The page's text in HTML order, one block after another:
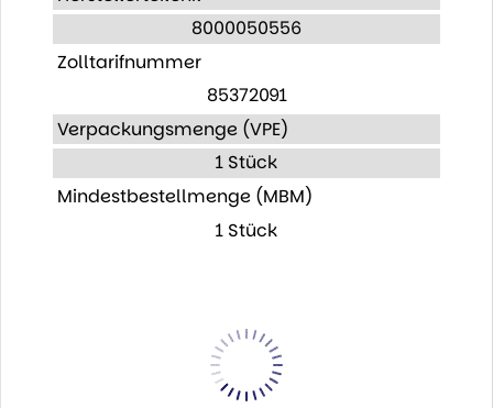
8000050556
Zolltarifnummer
85372091
Verpackungsmenge (VPE)
1 Stück
Mindestbestellmenge (MBM)
1 Stück